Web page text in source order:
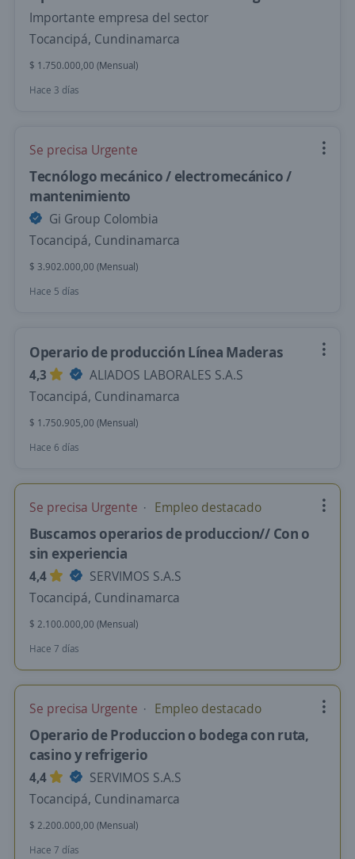
Importante empresa del sector
Tocancipá, Cundinamarca
$ 1.750.000,00 (Mensual)
Hace 3 días
Se precisa Urgente
Tecnólogo mecánico / electromecánico /
mantenimiento
Gi Group Colombia
Tocancipá, Cundinamarca
$ 3.902.000,00 (Mensual)
Hace 5 días
Operario de producción Línea Maderas
4,3
ALIADOS LABORALES S.A.S
Tocancipá, Cundinamarca
$ 1.750.905,00 (Mensual)
Hace 6 días
Se precisa Urgente Empleo destacado
Buscamos operarios de produccion// Con o
sin experiencia
4,4
SERVIMOS S.A.S
Tocancipá, Cundinamarca
$ 2.100.000,00 (Mensual)
Hace 7 días
Se precisa Urgente Empleo destacado
Operario de Produccion o bodega con ruta,
casino y refrigerio
4,4
SERVIMOS S.A.S
Tocancipá, Cundinamarca
$ 2.200.000,00 (Mensual)
Hace 7 días